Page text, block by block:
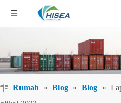
Rumah » Blog » Blog »